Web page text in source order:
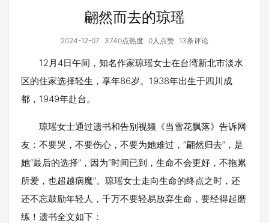
翩然而去的琼瑶
2024-12-07 3740点热度 0人点赞 13条评论
12月4日午间，知名作家琼瑶女士在台湾新北市淡水
区的住家选择轻生，享年86岁。1938年出生于四川成
都，1949年赴台。
琼瑶女士通过遗书和告别视频《当雪花飘落》告诉网
友：不要哭，不要伤心，不要为她难过，“翩然归去”，是
她“最后的选择”，因为“时间已到，生命不会更好，不拖累
所爱，也超越病魔”。琼瑶女士走向生命的终点之时，还
还不忘鼓励年轻人，千万不要轻易放弃生命，要经得起磨
练！遗书全文如下：